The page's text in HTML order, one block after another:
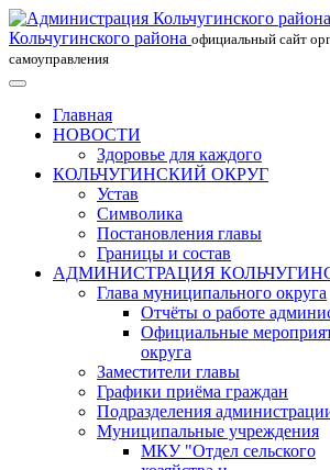
Кольчугинского района официальный сайт
самоуправления
Главная
НОВОСТИ
Здоровье для каждого
КОЛЬЧУГИНСКИЙ ОКРУГ
Устав
Символика
Постановления главы
Границы и состав
АДМИНИСТРАЦИЯ
Глава муниципального округа
Отчёты о работе
Официальные
округа
Заместители главы
Графики приёма граждан
Подразделения
Муниципальные учреждения
МКУ "Отдел сельского